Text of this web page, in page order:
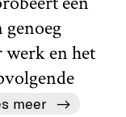
genoeg
en het
meer